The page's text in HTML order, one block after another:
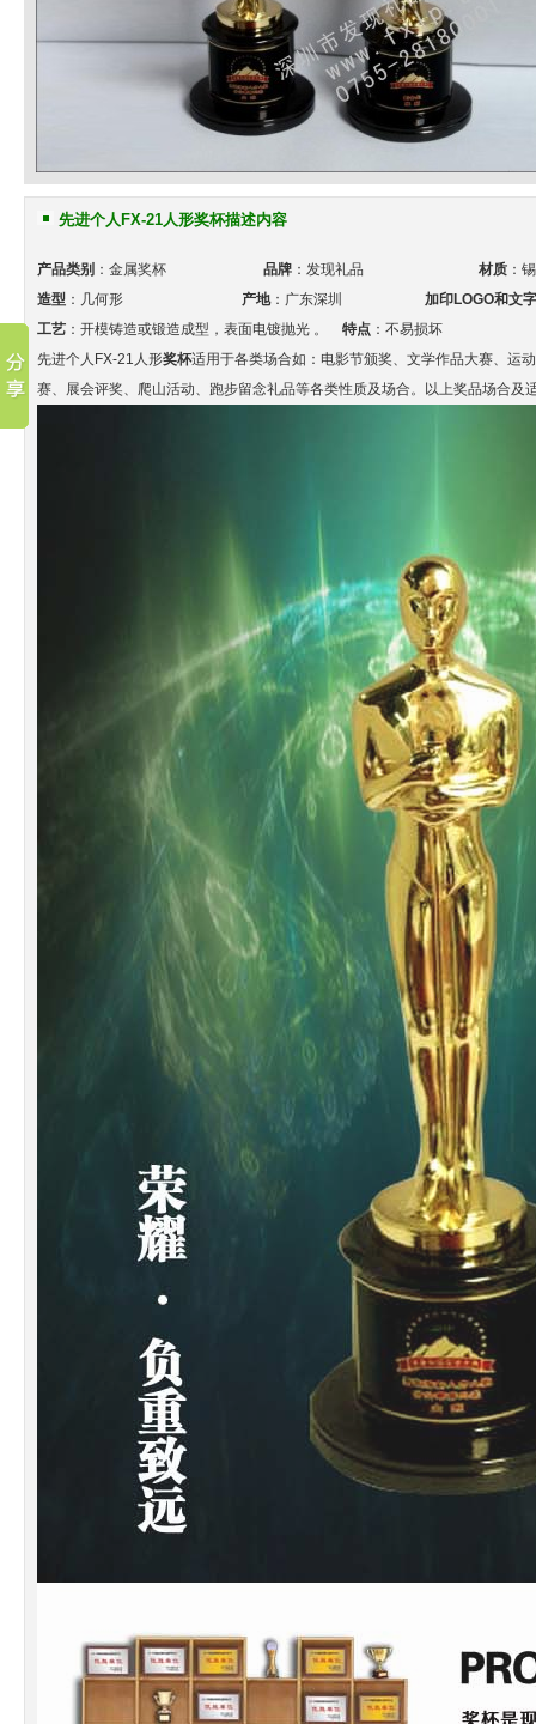
先进个人FX-21人形奖杯描述内容
产品类别 ：金属奖杯 品牌 ：发现礼品 材质 ：
造型 ：几何形 产地：广东深圳
加印LOGO和文字
工艺 ：开模铸造或锻造成型，表面电镀抛光 。 特点 ：不易损坏
先进个人FX-21人形奖杯适用于各类场合如：电影节颁奖、文学作品大赛、运
赛、展会评奖、爬山活动、跑步留念礼品等各类性质及场合。以上奖品场合及